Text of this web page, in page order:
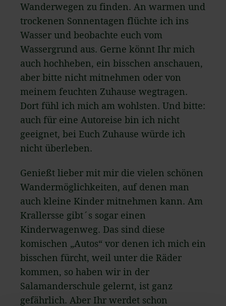
Wanderwegen zu finden. An warmen und
trockenen Sonnentagen flüchte ich ins
Wasser und beobachte euch vom
Wassergrund aus. Gerne könnt Ihr mich
auch hochheben, ein bisschen anschauen,
aber bitte nicht mitnehmen oder von
meinem feuchten Zuhause wegtragen.
Dort fühl ich mich am wohlsten. Und bitte:
auch für eine Autoreise bin ich nicht
geeignet, bei Euch Zuhause würde ich
nicht überleben.
Genießt lieber mit mir die vielen schönen
Wandermöglichkeiten, auf denen man
auch kleine Kinder mitnehmen kann. Am
Krallersse gibt´s sogar einen
Kinderwagenweg. Das sind diese
komischen „Autos“ vor denen ich mich ein
bisschen fürcht, weil unter die Räder
kommen, so haben wir in der
Salamanderschule gelernt, ist ganz
gefährlich. Aber Ihr werdet schon